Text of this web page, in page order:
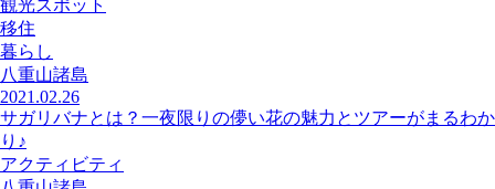
観光スポット
移住
暮らし
八重山諸島
2021.02.26
サガリバナとは？一夜限りの儚い花の魅力とツアーがまるわか
り♪
アクティビティ